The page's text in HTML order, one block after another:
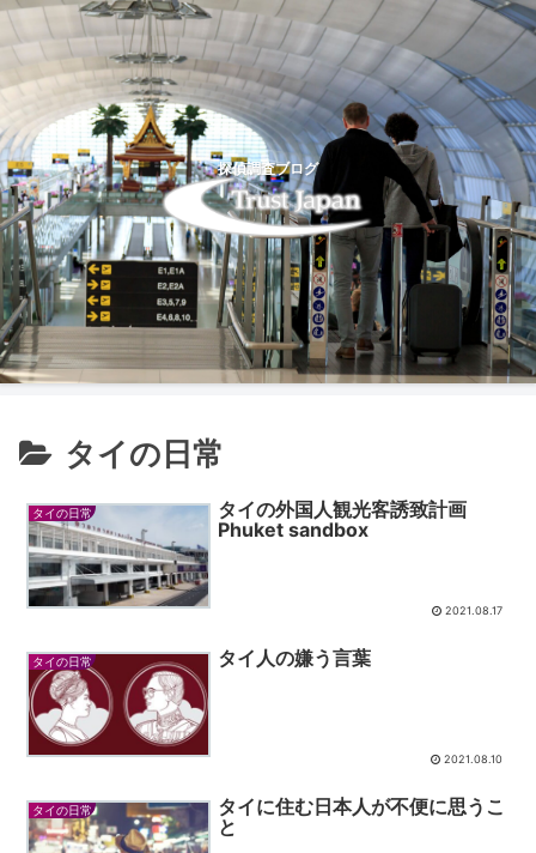
探偵調査ブログ
タイの日常
タイの日常
タイの外国人観光客誘致計画
Phuket sandbox
2021.08.17
タイの日常 タイ人の嫌う言葉
2021.08.10
タイの日常
タイに住む日本人が不便に思うこ
と